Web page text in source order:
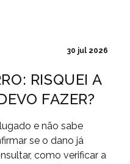
30 jul 2026
RISQUEI A
FAZER?
e não sabe
se o dano já
como verificar a